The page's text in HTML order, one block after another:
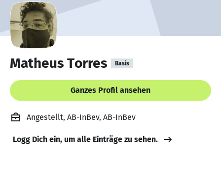
Matheus Torres Basis
Ganzes Profil ansehen
Angestellt, AB-InBev, AB-InBev
Logg Dich ein, um alle Einträge zu sehen.